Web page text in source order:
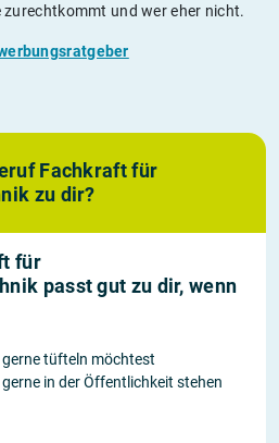
und wer eher nicht.
Fachkraft für
zu dir?
für
passt gut zu dir, wenn
tüfteln möchtest
in der Öffentlichkeit stehen